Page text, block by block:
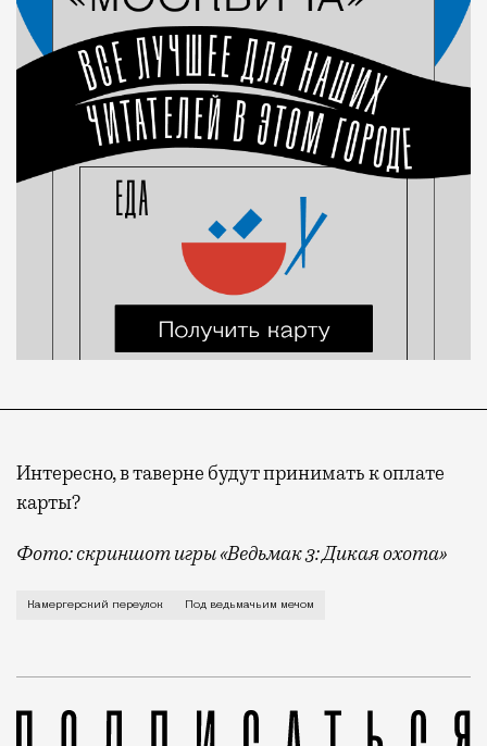
Интересно, в таверне будут принимать к оплате
карты?
Фото: скриншот игры «Ведьмак 3: Дикая охота»
Меньше чем через месяц в центре Москвы
Камергерский переулок Под ведьмачьим мечом